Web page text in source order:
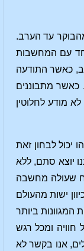
מהבוקר עד הערב.
עם המחשבות
כאשר התודעה
מתבוננים
מודע לחלוטין
יכול לבחון זאת
יוצא סתם, ללא
שעולה מחשבה
ישות מהעולם
המגוונות ביותר
ומכל רגש
אנו בקשר לא